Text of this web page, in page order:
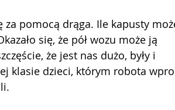
za pomocą drąga. Ile kapusty
się, że pół wozu może ją
że jest nas dużo, były i
klasie dzieci, którym robota